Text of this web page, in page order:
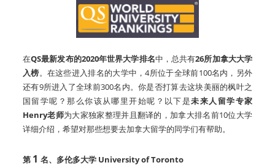
在QS最新发布的2020年世界大学排名中，总共有26所加拿大大学
入榜。在这些进入排名的大学中，4所位于全球前100名内，另外
还有9所进入了全球前300名内。你是否打算去这块美丽的枫叶之
国留学呢？那么你该从哪里开始呢？以下是未来人留学专家
Henry老师为大家独家整理并且翻译的，加拿大排名前10位大学
详细介绍，希望对那些想要去加拿大留学的同学们有帮助。
第 1 名、多伦多大学 University of Toronto